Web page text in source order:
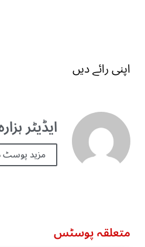
اپنی رائے دیں
ایڈیٹر
مزید پوسٹ
متعلقہ پوسٹس